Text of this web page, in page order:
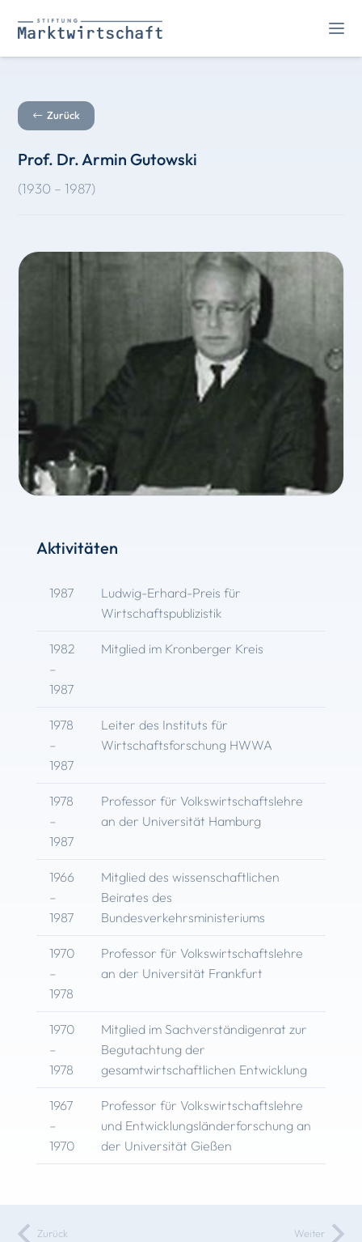
Zurück
Prof. Dr. Armin Gutowski
(1930 – 1987)
Aktivitäten
1987
Ludwig-Erhard-Preis für
Wirtschaftspublizistik
1982
–
1987
Mitglied im Kronberger Kreis
1978
–
1987
Leiter des Instituts für
Wirtschaftsforschung HWWA
1978
–
1987
Professor für Volkswirtschaftslehre
an der Universität Hamburg
1966
–
1987
Mitglied des wissenschaftlichen
Beirates des
Bundesverkehrsministeriums
1970
–
1978
Professor für Volkswirtschaftslehre
an der Universität Frankfurt
1970
–
1978
Mitglied im Sachverständigenrat zur
Begutachtung der
gesamtwirtschaftlichen Entwicklung
1967
–
1970
Professor für Volkswirtschaftslehre
und Entwicklungsländerforschung an
der Universität Gießen
Zurück Weiter